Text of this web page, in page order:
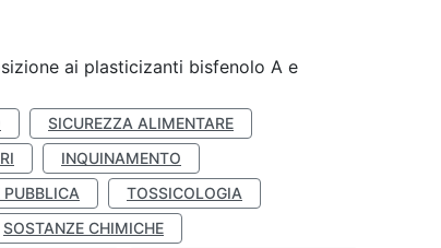
ai plasticizanti bisfenolo A e
SICUREZZA ALIMENTARE
INQUINAMENTO
TOSSICOLOGIA
SOSTANZE CHIMICHE